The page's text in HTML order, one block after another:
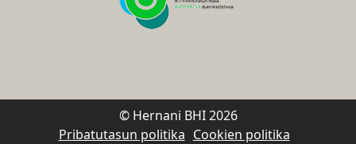
© Hernani BHI 2026
Pribatutasun politika Cookien politika